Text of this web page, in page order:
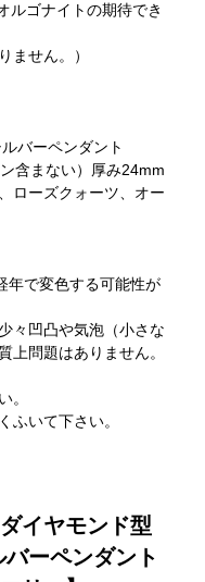
ルゴナイトの期待でき
ません。）
バーペンダント
含まない）厚み24mm
ローズクォーツ、オー
年で変色する可能性が
々凹凸や気泡（小さな
上問題はありません。
。
ふいて下さい。
イヤモンド型
ーペンダント